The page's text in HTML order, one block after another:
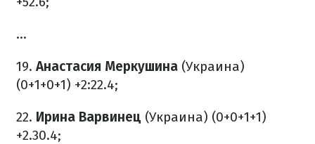
...
19. Анастасия Меркушина (Украина)
(0+1+0+1) +2:22.4;
22. Ирина Варвинец (Украина) (0+0+1+1)
+2.30.4;